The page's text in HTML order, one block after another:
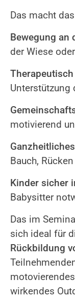
Das macht
Bewegung an
der Wiese
Unterstützung
motivierend
Bauch,
Kinder sicher
Babysitter
Das im
sich ideal für
Rückbildung
wirkendes